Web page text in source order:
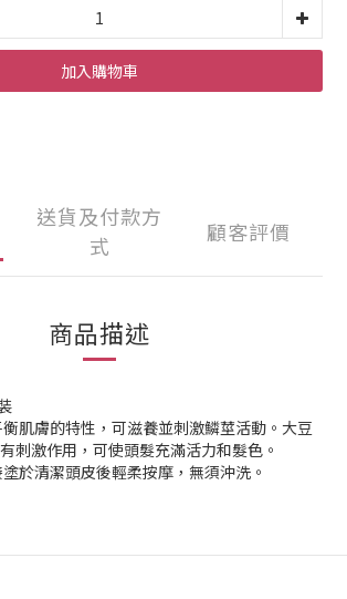
加入購物車
送貨及付款方
式
顧客評價
商品描述
肌膚的特性，可滋養並刺激鱗莖活動。大豆
刺激作用，可使頭髮充滿活力和髮色。
於清潔頭皮後輕柔按摩，無須沖洗。